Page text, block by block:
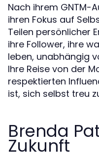
Nach ihrem GNTM-
ihren Fokus auf
Teilen persönlicher
ihre Follower, ihre
leben, unabhängig
Ihre Reise von der
respektierten
ist, sich selbst treu
Brenda
Zukunft